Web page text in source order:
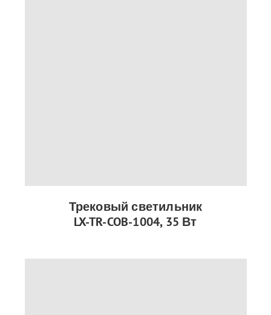
Трековый светильник
LX-TR-COB-1004, 35 Вт